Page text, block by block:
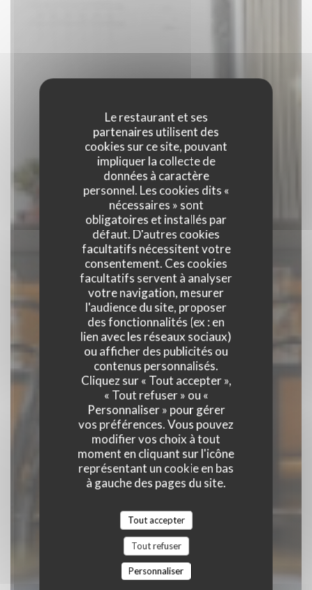
Le restaurant et ses
partenaires utilisent des
cookies sur ce site, pouvant
impliquer la collecte de
données à caractère
personnel. Les cookies dits «
nécessaires » sont
obligatoires et installés par
défaut. D'autres cookies
facultatifs nécessitent votre
consentement. Ces cookies
facultatifs servent à analyser
votre navigation, mesurer
l'audience du site, proposer
des fonctionnalités (ex : en
lien avec les réseaux sociaux)
ou afficher des publicités ou
contenus personnalisés.
Cliquez sur « Tout accepter »,
« Tout refuser » ou «
Personnaliser » pour gérer
vos préférences. Vous pouvez
modifier vos choix à tout
moment en cliquant sur l'icône
représentant un cookie en bas
à gauche des pages du site.
Tout accepter
Tout refuser
Personnaliser
EPOCA
RESTAURANT ITALIEN|PARIS
RÉSERVER